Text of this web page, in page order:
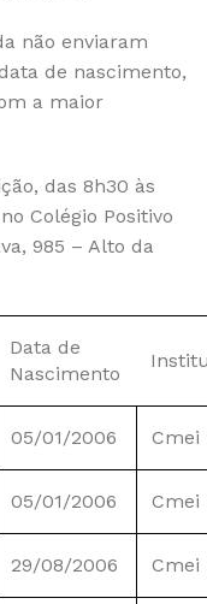
não enviaram
de nascimento,
a maior
das 8h30 às
Colégio Positivo
985 – Alto da
Data de
Nascimento
05/01/2006 Cmei
05/01/2006 Cmei
29/08/2006 Cmei